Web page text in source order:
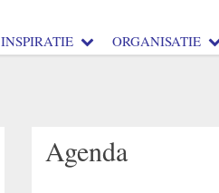
INSPIRATIE ORGANISATIE
Agenda